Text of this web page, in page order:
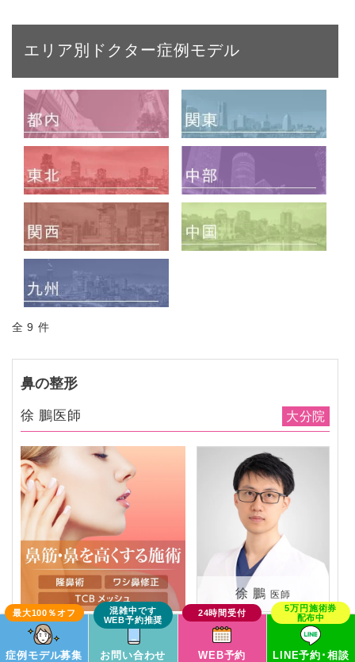
エリア別ドクター症例モデル
全 9 件
鼻の整形
徐 鵬医師 大分院
徐 鵬 医師
この症例モデルで予約
症例モデル募集 お問い合わせ WEB予約 LINE予約･相談